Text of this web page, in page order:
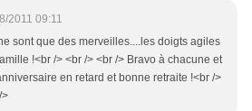
2011 09:11
sont que des merveilles....les doigts agiles
!<br /> <br /> <br /> Bravo à chacune et
en retard et bonne retraite !<br />
>